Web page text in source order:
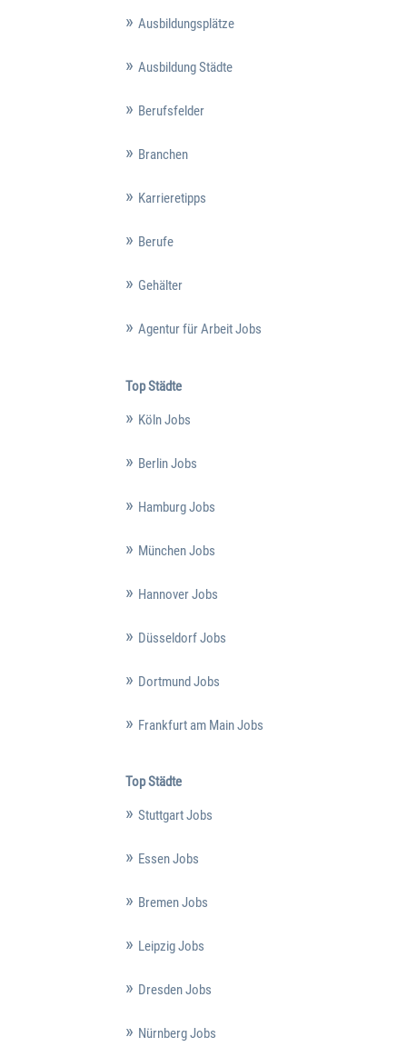
Ausbildungsplätze
Ausbildung Städte
Berufsfelder
Branchen
Karrieretipps
Berufe
Gehälter
Agentur für Arbeit Jobs
Top Städte
Köln Jobs
Berlin Jobs
Hamburg Jobs
München Jobs
Hannover Jobs
Düsseldorf Jobs
Dortmund Jobs
Frankfurt am Main Jobs
Top Städte
Stuttgart Jobs
Essen Jobs
Bremen Jobs
Leipzig Jobs
Dresden Jobs
Nürnberg Jobs